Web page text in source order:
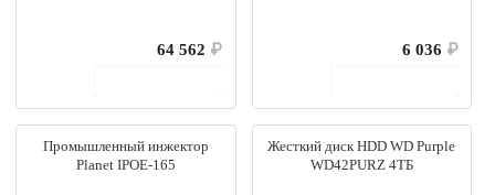
64 562 ₽
6 036 ₽
Промышленный инжектор
Planet IPOE-165
Жесткий диск HDD WD Purple
WD42PURZ 4ТБ